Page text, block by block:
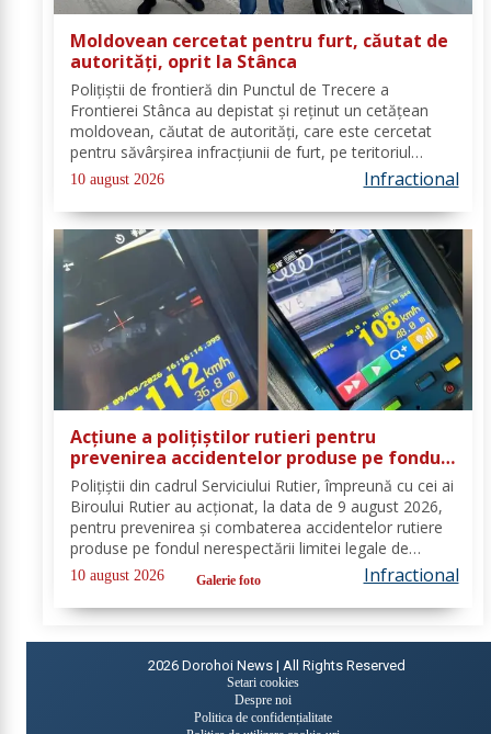
Moldovean cercetat pentru furt, căutat de
autorități, oprit la Stânca
Poliţiştii de frontieră din Punctul de Trecere a
Frontierei Stânca au depistat şi reţinut un cetățean
moldovean, căutat de autorităţi, care este cercetat
pentru săvârşirea infracţiunii de furt, pe teritoriul
Germaniei. În ziua de 08 august a.c, în jurul orei 14.00,
în Punctul de Trecere a...
10 august 2026 Infractional
Acțiune a polițiștilor rutieri pentru
prevenirea accidentelor produse pe fondul
vitezei excesive. 20 de permise de
conducere reținute
Polițiștii din cadrul Serviciului Rutier, împreună cu cei ai
Biroului Rutier au acționat, la data de 9 august 2026,
pentru prevenirea și combaterea accidentelor rutiere
produse pe fondul nerespectării limitei legale de
viteză. Astfel, activitățile s-au desfășurat pe sectoarele
de drum identificate...
10 august 2026 Galerie foto Infractional
2026 Dorohoi News | All Rights Reserved
Setari cookies
Despre noi
Politica de confidențialitate